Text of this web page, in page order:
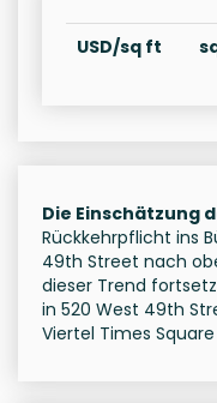
USD/sq ft
Die Einschätzung
Rückkehrpflicht ins
49th Street nach
dieser Trend
in 520 West 49th
Viertel Times